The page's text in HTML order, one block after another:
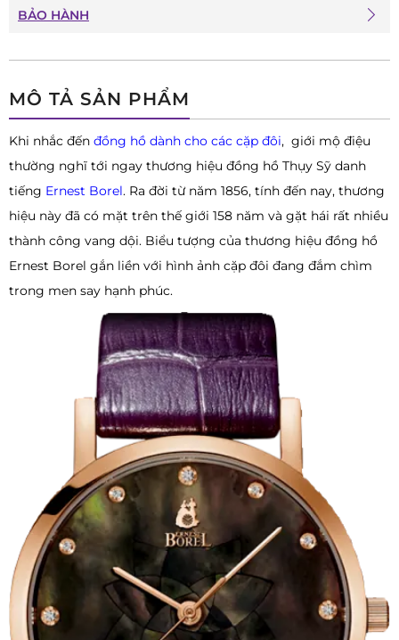
MÔ TẢ SẢN PHẨM
Khi nhắc đến đồng hồ dành cho các cặp đôi, giới mộ điệu
thường nghĩ tới ngay thương hiệu đồng hồ Thụy Sỹ danh
tiếng Ernest Borel. Ra đời từ năm 1856, tính đến nay, thương
hiệu này đã có mặt trên thế giới 158 năm và gặt hái rất nhiều
thành công vang dội. Biểu tượng của thương hiệu đồng hồ
Ernest Borel gắn liền với hình ảnh cặp đôi đang đắm chìm
trong men say hạnh phúc.
BẢO HÀNH